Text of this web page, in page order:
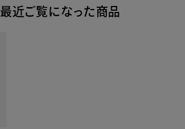
最近ご覧になった商品